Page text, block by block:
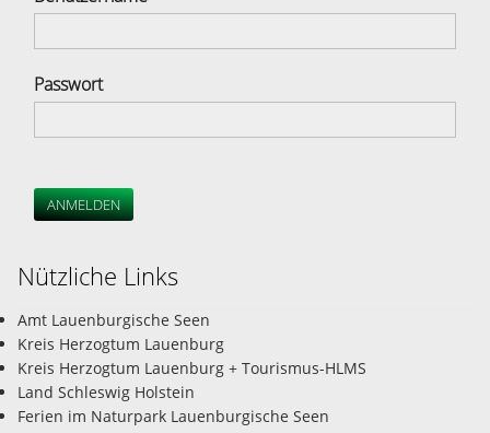
Passwort
ANMELDEN
Nützliche Links
Amt Lauenburgische Seen
Kreis Herzogtum Lauenburg
Kreis Herzogtum Lauenburg + Tourismus-HLMS
Land Schleswig Holstein
Ferien im Naturpark Lauenburgische Seen